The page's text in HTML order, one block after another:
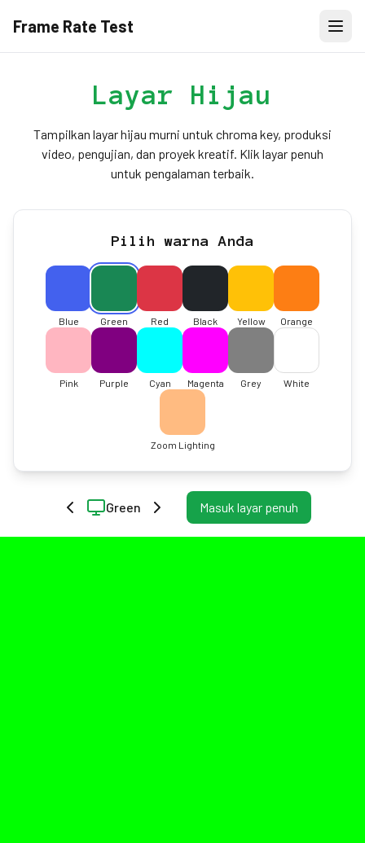
Frame Rate Test
Layar Hijau
Tampilkan layar hijau murni untuk chroma key, produksi
video, pengujian, dan proyek kreatif. Klik layar penuh
untuk pengalaman terbaik.
Pilih warna Anda
Blue Green Red Black Yellow Orange
Pink Purple Cyan Magenta Grey White
Zoom Lighting
Green Masuk layar penuh